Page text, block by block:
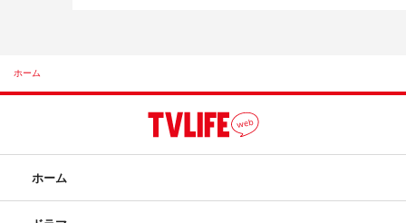
ホーム
ホーム